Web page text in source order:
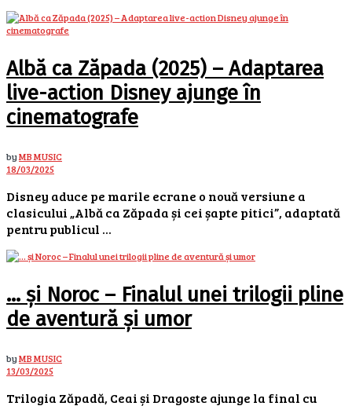
Albă ca Zăpada (2025) – Adaptarea
live-action Disney ajunge în
cinematografe
byMB MUSIC
18/03/2025
Disney aduce pe marile ecrane o nouă versiune a
clasicului „Albă ca Zăpada și cei șapte pitici”, adaptată
pentru publicul ...
… și Noroc – Finalul unei trilogii pline
de aventură și umor
byMB MUSIC
13/03/2025
Trilogia Zăpadă, Ceai și Dragoste ajunge la final cu